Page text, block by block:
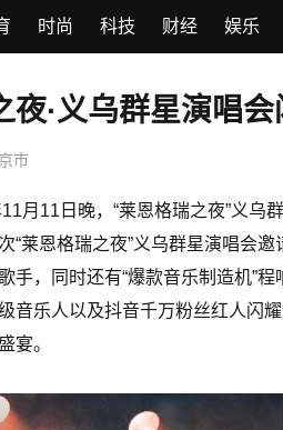
时尚 科技 财经 娱乐
夜·义乌群星演唱
市
月11日晚，“莱恩格瑞之夜”义乌
“莱恩格瑞之夜”义乌群星演唱会邀
手，同时还有“爆款音乐制造机”程
音乐人以及抖音千万粉丝红人闪
宴。